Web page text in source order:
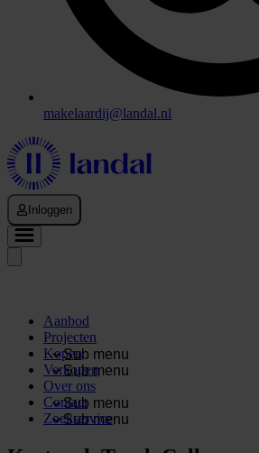
makelaardij@landal.nl
Inloggen
Aanbod
Projecten
Sub menu
Kopen
Sub menu
Verkopen
Over ons
Sub menu
Contact
Sub menu
Zoekservice